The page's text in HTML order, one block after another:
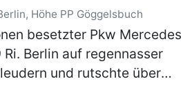
Höhe PP Göggelsbuch
besetzter Pkw Mercedes
Berlin auf regennasser
und rutschte über